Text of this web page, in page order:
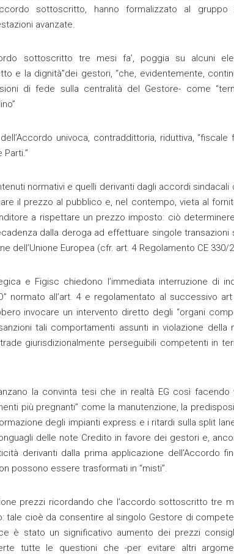
sottoscritto, hanno formalizzato al gruppo
avanzate.
sottoscritto tre mesi fa’, poggia su alcuni
e la dignità”dei gestori, “che, evidentemente,
di fede sulla centralità del Gestore- come
univoca, contraddittoria, riduttiva, “fiscale
normativi e quelli derivanti dagli accordi sindacali
il prezzo al pubblico e, nel contempo, vieta al
a rispettare un prezzo imposto: ciò
dalla deroga ad effettuare singole transazioni
dell’Unione Europea (cfr. art. 4 Regolamento CE 330/
e Figisc chiedono l’immediata interruzione di
normato all’art. 4 e regolamentato al successivo
invocare un intervento diretto degli “organi
tali comportamenti assunti in violazione della
giurisdizionalmente perseguibili competenti in
la convinta tesi che in realtà EG così facendo
più pregnanti” come la manutenzione, la
degli impianti express e i ritardi sulla split
delle note Credito in favore dei gestori e,
derivanti dalla prima applicazione dell’Accordo
possono essere trasformati in “misti”.
prezzi ricordando che l’accordo sottoscritto tre
tale cioè da consentire al singolo Gestore di
è stato un significativo aumento dei prezzi
tutte le questioni che -per evitare altri